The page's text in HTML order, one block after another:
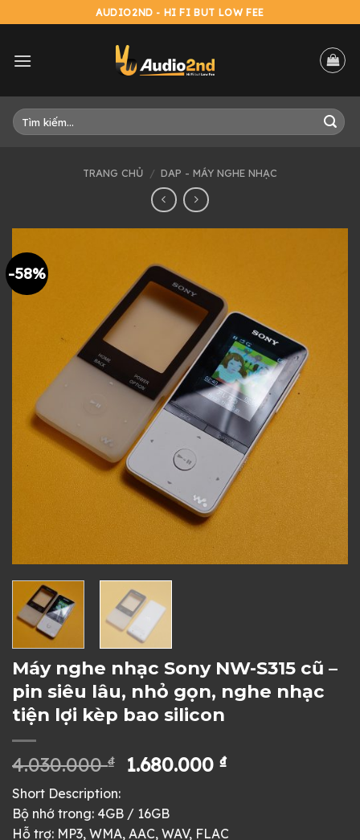
to
AUDIO2ND - HI FI BUT LOW FEE
Tìm
kiếm:
TRANG CHỦ / DAP - MÁY NGHE NHẠC
-58%
Máy nghe nhạc Sony NW-S315 cũ –
pin siêu lâu, nhỏ gọn, nghe nhạc
tiện lợi kèp bao silicon
4.030.000₫
Giá
là:
4.030.000 ₫.
1.680.000₫Giá
Short Description:
Bộ nhớ trong: 4GB / 16GB
Hỗ trợ: MP3, WMA, AAC, WAV, FLAC